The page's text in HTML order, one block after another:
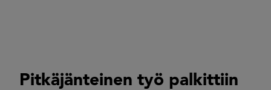
Pitkäjänteinen työ palkittiin